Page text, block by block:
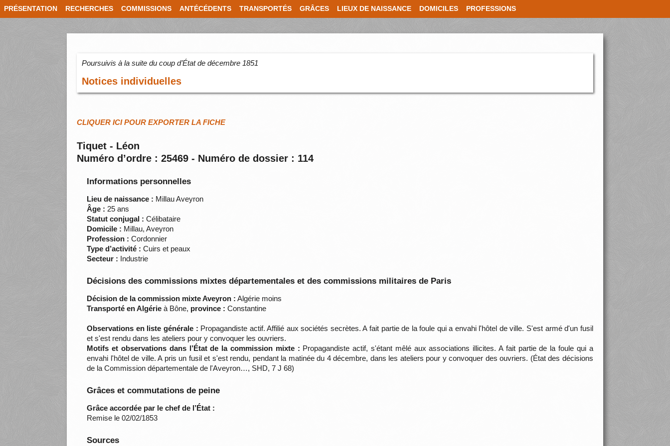
PRÉSENTATION RECHERCHES COMMISSIONS ANTÉCÉDENTS TRANSPORTÉS GRÂCES LIEUX DE NAISSANCE DOMICILES PROFESSIONS
Poursuivis à la suite du coup d’État de décembre 1851
Notices individuelles
CLIQUER ICI POUR EXPORTER LA FICHE
Tiquet - Léon
Numéro d’ordre : 25469 - Numéro de dossier : 114
Informations personnelles
Lieu de naissance : Millau Aveyron
Âge : 25 ans
Statut conjugal : Célibataire
Domicile : Millau, Aveyron
Profession : Cordonnier
Type d’activité : Cuirs et peaux
Secteur : Industrie
Décisions des commissions mixtes départementales et des commissions militaires de Paris
Décision de la commission mixte Aveyron : Algérie moins
Transporté en Algérie à Bône, province : Constantine
Observations en liste générale : Propagandiste actif. Affilié aux sociétés secrètes. A fait partie de la foule qui a envahi l'hôtel de ville. S'est armé d'un fusil
et s'est rendu dans les ateliers pour y convoquer les ouvriers.
Motifs et observations dans l’État de la commission mixte : Propagandiste actif, s'étant mêlé aux associations illicites. A fait partie de la foule qui a
envahi l'hôtel de ville. A pris un fusil et s'est rendu, pendant la matinée du 4 décembre, dans les ateliers pour y convoquer des ouvriers. (État des décisions
de la Commission départementale de l'Aveyron…, SHD, 7 J 68)
Grâces et commutations de peine
Grâce accordée par le chef de l’État :
Remise le 02/02/1853
Sources